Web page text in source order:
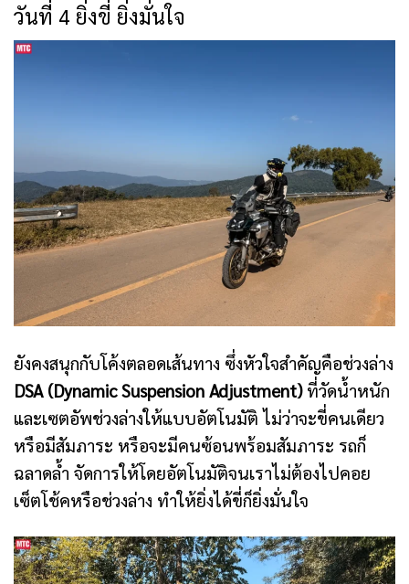
วันที่ 4 ยิ่งขี่ ยิ่งมั่นใจ
ยังคงสนุกกับโค้งตลอดเส้นทาง ซึ่งหัวใจสำคัญคือช่วงล่าง
DSA (Dynamic Suspension Adjustment)ที่วัดน้ำหนัก
และเซตอัพช่วงล่างให้แบบอัตโนมัติ ไม่ว่าจะขี่คนเดียว
หรือมีสัมภาระ หรือจะมีคนซ้อนพร้อมสัมภาระ รถก็
ฉลาดล้ำ จัดการให้โดยอัตโนมัติจนเราไม่ต้องไปคอย
เซ็ตโช้คหรือช่วงล่าง ทำให้ยิ่งได้ขี่ก็ยิ่งมั่นใจ